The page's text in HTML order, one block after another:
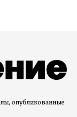
опубликованные